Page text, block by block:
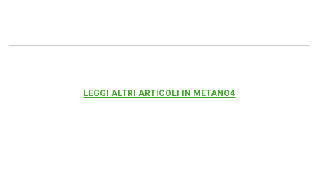
LEGGI ALTRI ARTICOLI IN METANO4